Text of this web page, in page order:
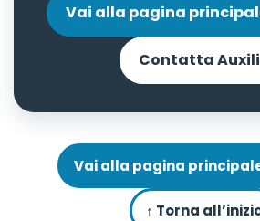
Vai alla pagina
Contatta
Vai alla pagina
↑ Torna